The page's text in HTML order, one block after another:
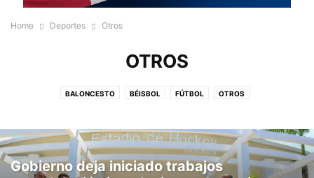
Home Deportes Otros
OTROS
BALONCESTO BÉISBOL FÚTBOL OTROS
Gobierno deja iniciado trabajos